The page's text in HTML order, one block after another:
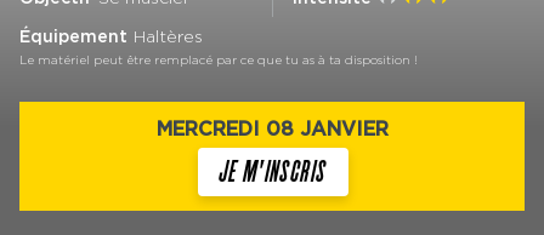
Équipement Haltères
Le matériel peut être remplacé par ce que tu as à ta disposition !
MERCREDI 08 JANVIER
JE M'INSCRIS